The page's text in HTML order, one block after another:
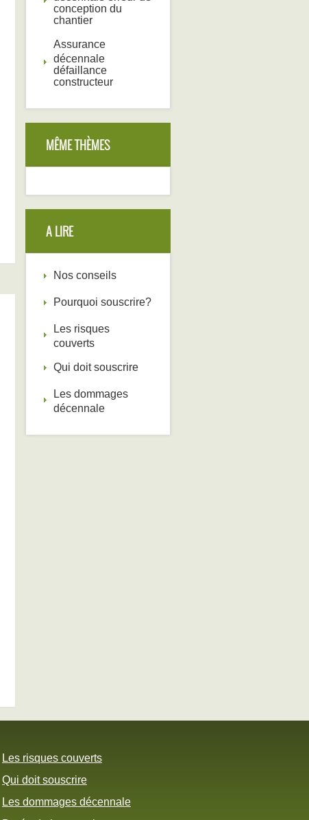
conception du
chantier
Assurance
décennale
défaillance
constructeur
MÊME THÈMES
A LIRE
Nos conseils
Pourquoi souscrire?
Les risques
couverts
Qui doit souscrire
Les dommages
décennale
Les risques couverts
Qui doit souscrire
Les dommages décennale